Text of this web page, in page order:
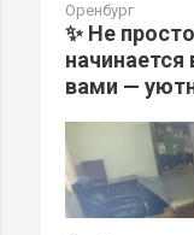
Оренбург
✨ Не
вами —